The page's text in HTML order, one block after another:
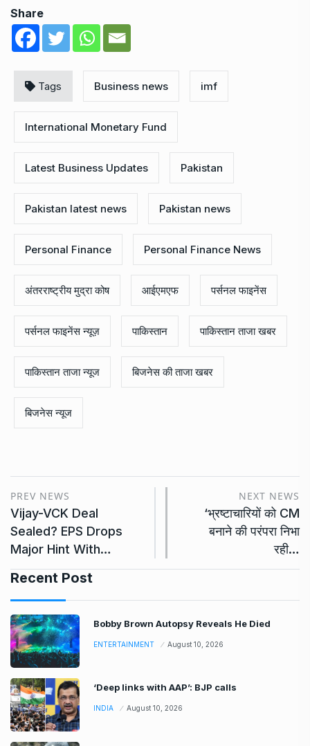
Share
Tags Business news imf
International Monetary Fund
Latest Business Updates Pakistan
Pakistan latest news Pakistan news
Personal Finance Personal Finance News
अंतरराष्ट्रीय मुद्रा कोष आईएमएफ पर्सनल फाइनेंस
पर्सनल फाइनेंस न्यूज़ पाकिस्तान पाकिस्तान ताजा खबर
पाकिस्तान ताजा न्यूज बिजनेस की ताजा खबर
बिजनेस न्यूज
PREV NEWS
Vijay-VCK Deal
Sealed? EPS Drops
Major Hint With…
NEXT NEWS
‘भ्रष्टाचारियों को CM
बनाने की परंपरा निभा
रही…
Recent Post
Bobby Brown Autopsy Reveals He Died
ENTERTAINMENT August 10, 2026
‘Deep links with AAP’: BJP calls
INDIA August 10, 2026